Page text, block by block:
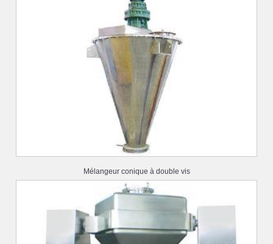
Mélangeur conique à double vis